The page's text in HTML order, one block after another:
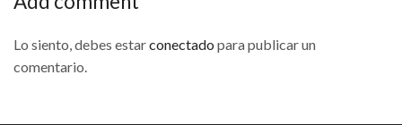
Lo siento, debes estarconectado para publicar un
comentario.